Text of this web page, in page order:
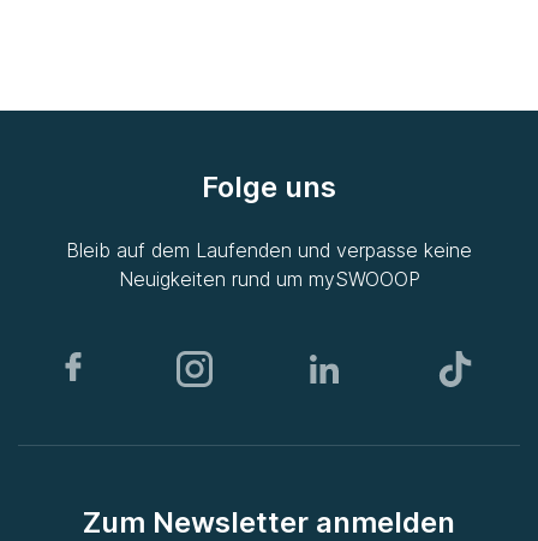
Folge uns
Bleib auf dem Laufenden und verpasse keine
Neuigkeiten rund um mySWOOOP
Zum Newsletter anmelden